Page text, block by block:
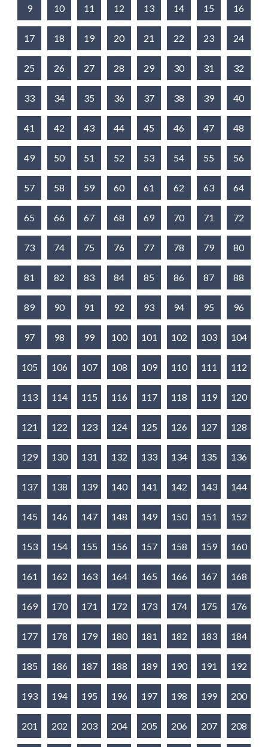
9 10 11 12 13 14 15 16
17 18 19 20 21 22 23 24
25 26 27 28 29 30 31 32
33 34 35 36 37 38 39 40
41 42 43 44 45 46 47 48
49 50 51 52 53 54 55 56
57 58 59 60 61 62 63 64
65 66 67 68 69 70 71 72
73 74 75 76 77 78 79 80
81 82 83 84 85 86 87 88
89 90 91 92 93 94 95 96
97 98 99 100 101 102 103 104
105 106 107 108 109 110 111 112
113 114 115 116 117 118 119 120
121 122 123 124 125 126 127 128
129 130 131 132 133 134 135 136
137 138 139 140 141 142 143 144
145 146 147 148 149 150 151 152
153 154 155 156 157 158 159 160
161 162 163 164 165 166 167 168
169 170 171 172 173 174 175 176
177 178 179 180 181 182 183 184
185 186 187 188 189 190 191 192
193 194 195 196 197 198 199 200
201 202 203 204 205 206 207 208